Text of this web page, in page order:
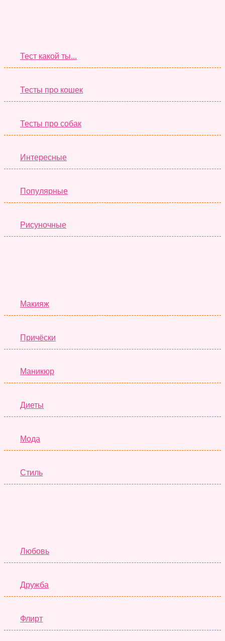
Тест какой ты...
Тесты про кошек
Тесты про собак
Интересные
Популярные
Рисуночные
Макияж
Причёски
Маникюр
Диеты
Мода
Стиль
Любовь
Дружба
Флирт